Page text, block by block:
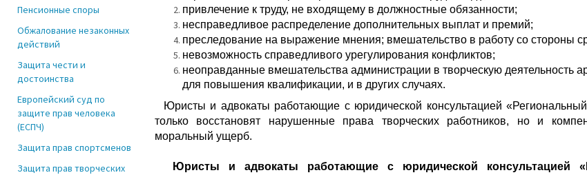
Пенсионные споры
Обжалование незаконных
действий
Защита чести и
достоинства
Европейский суд по
защите прав человека
(ЕСПЧ)
Защита прав спортсменов
Защита прав творческих
привлечение к труду, не входящему в должностные обязанности;
несправедливое распределение дополнительных выплат и премий;
преследование на выражение мнения; вмешательство в работу со стороны
невозможность справедливого урегулирования конфликтов;
неоправданные вмешательства администрации в творческую деятельность
для повышения квалификации, и в других случаях.
Юристы и адвокаты работающие с юридической консультацией
только восстановят нарушенные права творческих работников, но и
моральный ущерб.
Юристы и адвокаты работающие с юридической консультацией